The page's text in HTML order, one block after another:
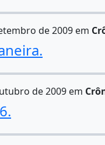
de 2009 em
de 2009 em